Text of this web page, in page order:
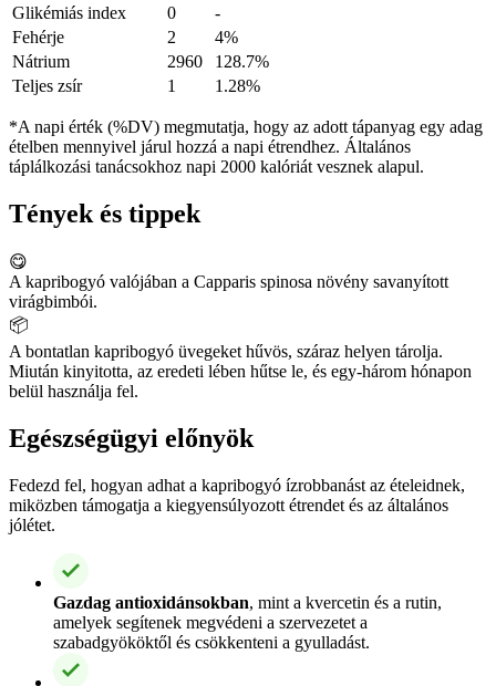
Glikémiás index
0
-
Fehérje
2
4%
Nátrium
2960
128.7%
Teljes zsír
1 1.28%
*A napi érték (%DV) megmutatja, hogy az adott tápanyag egy adag
ételben mennyivel járul hozzá a napi étrendhez. Általános
táplálkozási tanácsokhoz napi 2000 kalóriát vesznek alapul.
Tények és tippek
😋
A kapribogyó valójában a Capparis spinosa növény savanyított
virágbimbói.
📦
A bontatlan kapribogyó üvegeket hűvös, száraz helyen tárolja.
Miután kinyitotta, az eredeti lében hűtse le, és egy-három hónapon
belül használja fel.
Egészségügyi előnyök
Fedezd fel, hogyan adhat a kapribogyó ízrobbanást az ételeidnek,
miközben támogatja a kiegyensúlyozott étrendet és az általános
jólétet.
Gazdag antioxidánsokban, mint a kvercetin és a rutin,
amelyek segítenek megvédeni a szervezetet a
szabadgyököktől és csökkenteni a gyulladást.